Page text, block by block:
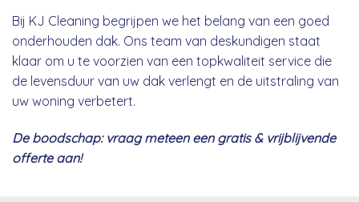
Bij KJ Cleaning begrijpen we het belang van een goed
onderhouden dak. Ons team van deskundigen staat
klaar om u te voorzien van een topkwaliteit service die
de levensduur van uw dak verlengt en de uitstraling van
uw woning verbetert.
De boodschap: vraag meteen een gratis & vrijblijvende
offerte aan!